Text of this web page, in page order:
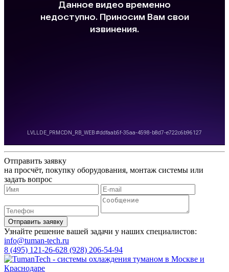
Отправить заявку
на просчёт, покупку оборудования, монтаж системы или
задать вопрос
Узнайте решение вашей задачи у наших специалистов:
info@tuman-tech.ru
8 (495) 121-26-628 (928) 206-54-94